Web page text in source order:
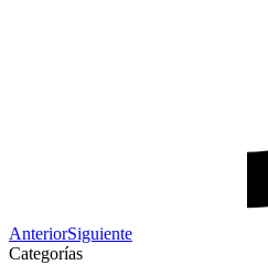
AnteriorSiguiente
Categorías